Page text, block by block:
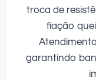
troca de
fiação
garantindo